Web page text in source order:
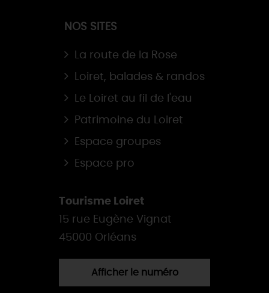
NOS SITES
La route de la Rose
Loiret, balades & randos
Le Loiret au fil de l'eau
Patrimoine du Loiret
Espace groupes
Espace pro
Tourisme Loiret
15 rue Eugène Vignat
45000 Orléans
Afficher le numéro